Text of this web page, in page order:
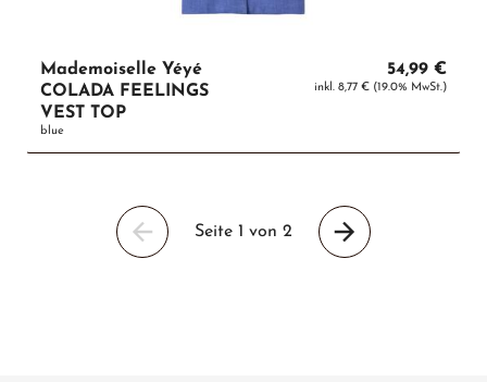
Mademoiselle Yéyé
COLADA FEELINGS
VEST TOP
blue
54,99 €
inkl. 8,77 € (19.0% MwSt.)
Vorherige
Seite 1 von 2
Nächste